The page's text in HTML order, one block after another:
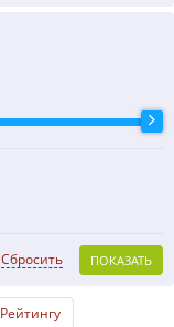
ПОКАЗАТЬ
Сбросить
Рейтингу